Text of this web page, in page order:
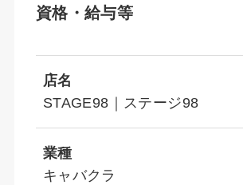
資格・給与等
店名
STAGE98｜ステージ98
業種
キャバクラ